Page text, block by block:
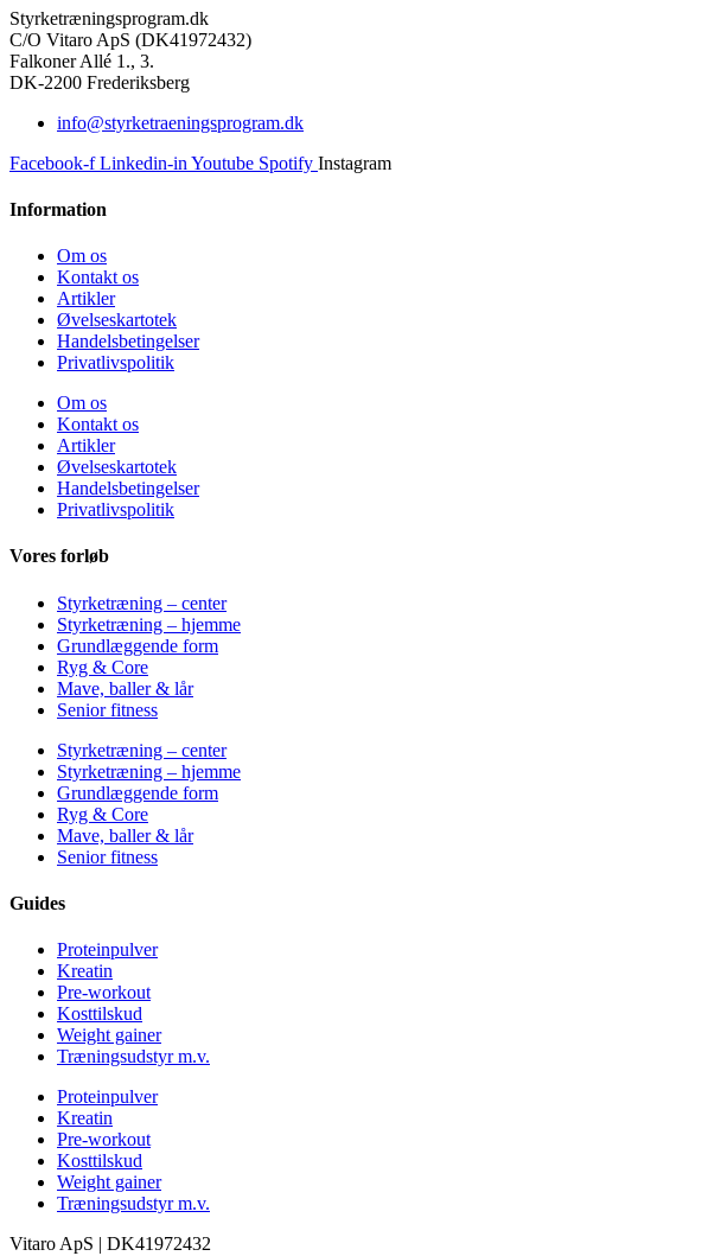
Styrketræningsprogram.dk
C/O Vitaro ApS (DK41972432)
Falkoner Allé 1., 3.
DK-2200 Frederiksberg
info@styrketraeningsprogram.dk
Facebook-f Linkedin-in Youtube Spotify Instagram
Information
Om os
Kontakt os
Artikler
Øvelseskartotek
Handelsbetingelser
Privatlivspolitik
Om os
Kontakt os
Artikler
Øvelseskartotek
Handelsbetingelser
Privatlivspolitik
Vores forløb
Styrketræning – center
Styrketræning – hjemme
Grundlæggende form
Ryg & Core
Mave, baller & lår
Senior fitness
Styrketræning – center
Styrketræning – hjemme
Grundlæggende form
Ryg & Core
Mave, baller & lår
Senior fitness
Guides
Proteinpulver
Kreatin
Pre-workout
Kosttilskud
Weight gainer
Træningsudstyr m.v.
Proteinpulver
Kreatin
Pre-workout
Kosttilskud
Weight gainer
Træningsudstyr m.v.
Vitaro ApS | DK41972432